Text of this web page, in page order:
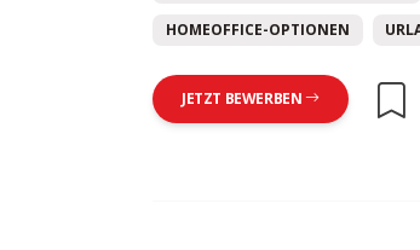
HOMEOFFICE-OPTIONEN
JETZT BEWERBEN